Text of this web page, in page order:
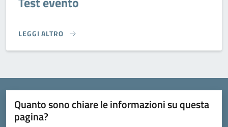
LEGGI ALTRO
TEST EVENTO}
Quanto sono chiare le informazioni su questa
pagina?